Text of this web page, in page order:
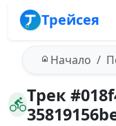
Трейсея
Начало
Трек